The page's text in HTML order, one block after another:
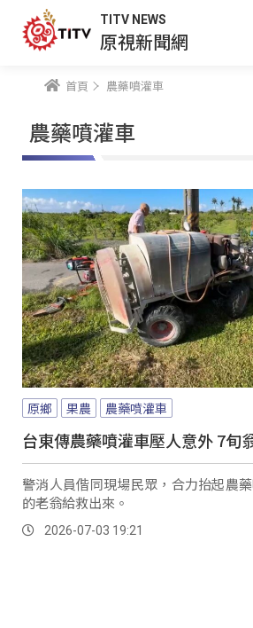
TITV NEWS
原視新聞網
首頁 農藥噴灌車
農藥噴灌車
原鄉 果農 農藥噴灌車
台東傳農藥噴灌車壓人意外 7旬
警消人員偕同現場民眾，合力抬起農
的老翁給救出來。
2026-07-03 19:21